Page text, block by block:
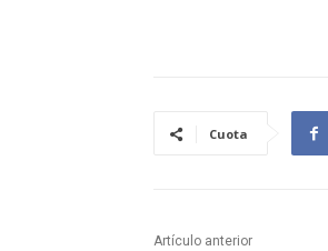
Cuota
Artículo anterior